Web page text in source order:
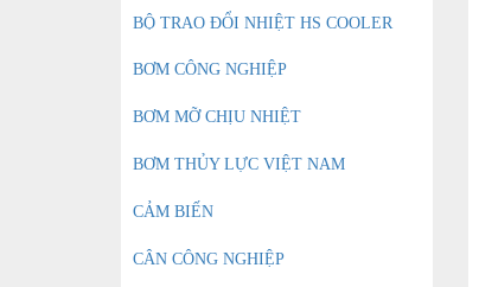
BỘ TRAO ĐỔI NHIỆT HS COOLER
BƠM CÔNG NGHIỆP
BƠM MỠ CHỊU NHIỆT
BƠM THỦY LỰC VIỆT NAM
CẢM BIẾN
CÂN CÔNG NGHIỆP